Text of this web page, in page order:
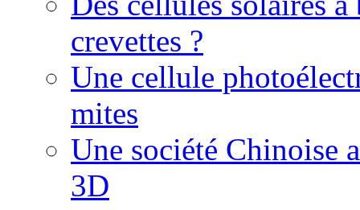
crevettes ?
Une cellule
mites
Une société Chinoise
3D